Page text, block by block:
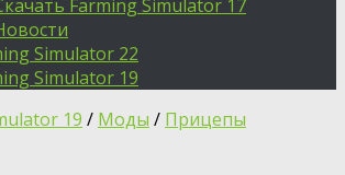
Farming Simulator 17
Simulator 22
Simulator 19
19 / Моды / Прицепы